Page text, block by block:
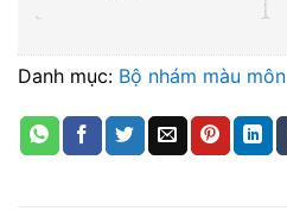
Danh mục: Bộ nhám màu môn